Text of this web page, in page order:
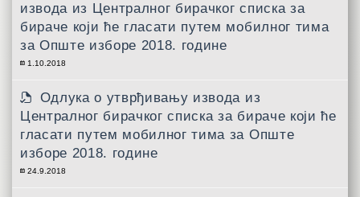
извода из Централног бирачког списка за
бираче који ће гласати путем мобилног тима
за Опште изборе 2018. године
1.10.2018
Одлука о утврђивању извода из
Централног бирачког списка за бираче који ће
гласати путем мобилног тима за Опште
изборе 2018. године
24.9.2018